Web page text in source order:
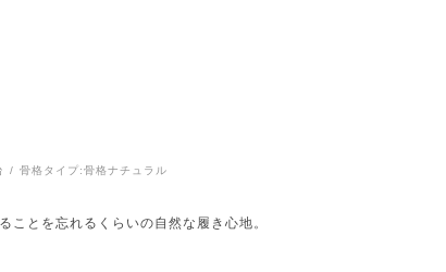
骨格タイプ:骨格ナチュラル
ことを忘れるくらいの自然な履き心地。